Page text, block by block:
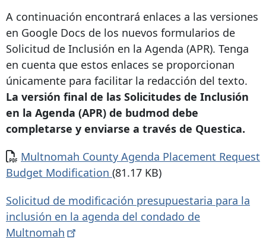
A continuación encontrará enlaces a las versiones
en Google Docs de los nuevos formularios de
Solicitud de Inclusión en la Agenda (APR). Tenga
en cuenta que estos enlaces se proporcionan
únicamente para facilitar la redacción del texto.
La versión final de las Solicitudes de Inclusión
en la Agenda (APR) de budmod debe
completarse y enviarse a través de Questica.
Documento
Multnomah County Agenda Placement Request
Budget Modification (81.17 KB)
Solicitud de modificación presupuestaria para la
inclusión en la agenda del condado de
Multnomah